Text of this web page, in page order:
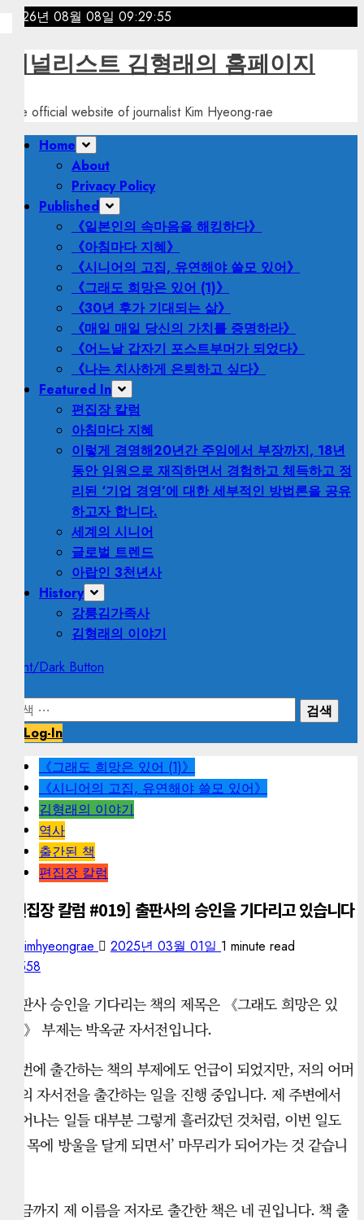
Skip
content
2026년 08월 08일 09:29:57
저널리스트 김형래의 홈페이지
The official website of journalist Kim Hyeong-rae
PrimaryHome
About
Privacy Policy
Published
《일본인의 속마음을 해킹하다》
《아침마다 지혜》
《시니어의 고집, 유연해야 쓸모 있어》
《그래도 희망은 있어 (1)》
《30년 후가 기대되는 삶》
《매일 매일 당신의 가치를 증명하라》
《어느날 갑자기 포스트부머가 되었다》
《나는 치사하게 은퇴하고 싶다》
Featured In
편집장 칼럼
아침마다 지혜
이렇게 경영해20년간 주임에서 부장까지, 18년
동안 임원으로 재직하면서 경험하고 체득하고 정
리된 ‘기업 경영’에 대한 세부적인 방법론을 공유
하고자 합니다.
세계의 시니어
글로벌 트렌드
아랍인 3천년사
History
강릉김가족사
김형래의 이야기
Light/Dark Button
Log-In
《그래도 희망은 있어 (1)》
《시니어의 고집, 유연해야 쓸모 있어》
김형래의 이야기
역사
출간된 책
편집장 칼럼
[편집장 칼럼 #019] 출판사의 승인을 기다리고 있습니다
kimhyeongrae 2025년 03월 01일 1 minute read
558
출판사 승인을 기다리는 책의 제목은 《그래도 희망은 있
어!》 부제는 박옥균 자서전입니다.
이번에 출간하는 책의 부제에도 언급이 되었지만, 저의 어머
니의 자서전을 출간하는 일을 진행 중입니다. 제 주변에서
일어나는 일들 대부분 그렇게 흘러갔던 것처럼, 이번 일도
‘제 목에 방울을 달게 되면서’ 마무리가 되어가는 것 같습니
지금까지 제 이름을 저자로 출간한 책은 네 권입니다. 책 출